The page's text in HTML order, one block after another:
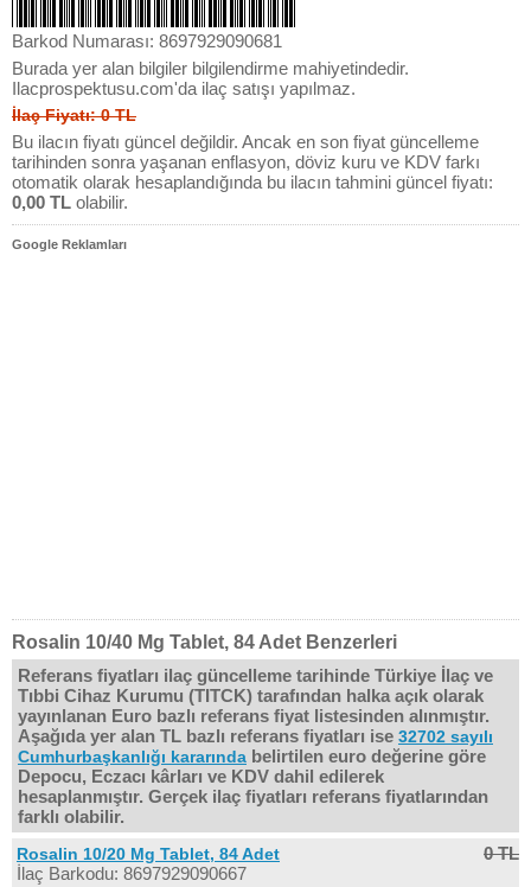
Barkod Numarası: 8697929090681
Burada yer alan bilgiler bilgilendirme mahiyetindedir.
Ilacprospektusu.com'da ilaç satışı yapılmaz.
İlaç Fiyatı: 0 TL
Bu ilacın fiyatı güncel değildir. Ancak en son fiyat güncelleme
tarihinden sonra yaşanan enflasyon, döviz kuru ve KDV farkı
otomatik olarak hesaplandığında bu ilacın tahmini güncel fiyatı:
0,00 TL olabilir.
Google Reklamları
Rosalin 10/40 Mg Tablet, 84 Adet Benzerleri
Referans fiyatları ilaç güncelleme tarihinde Türkiye İlaç ve
Tıbbi Cihaz Kurumu (TITCK) tarafından halka açık olarak
yayınlanan Euro bazlı referans fiyat listesinden alınmıştır.
Aşağıda yer alan TL bazlı referans fiyatları ise 32702 sayılı
Cumhurbaşkanlığı kararında belirtilen euro değerine göre
Depocu, Eczacı kârları ve KDV dahil edilerek
hesaplanmıştır. Gerçek ilaç fiyatları referans fiyatlarından
farklı olabilir.
Rosalin 10/20 Mg Tablet, 84 Adet
İlaç Barkodu: 8697929090667
0 TL